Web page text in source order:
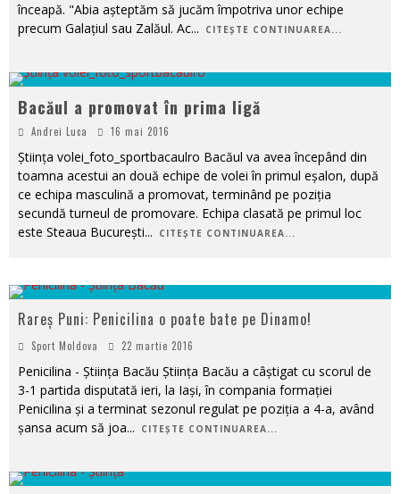
înceapă. "Abia așteptăm să jucăm împotriva unor echipe
precum Galațiul sau Zalăul. Ac... CITEȘTE CONTINUAREA...
Bacăul a promovat în prima ligă
Andrei Luca 16 mai 2016
Știința volei_foto_sportbacaulro Bacăul va avea începând din
toamna acestui an două echipe de volei în primul eșalon, după
ce echipa masculină a promovat, terminând pe poziția
secundă turneul de promovare. Echipa clasată pe primul loc
este Steaua București... CITEȘTE CONTINUAREA...
Rareș Puni: Penicilina o poate bate pe Dinamo!
Sport Moldova 22 martie 2016
Penicilina - Știința Bacău Știința Bacău a câștigat cu scorul de
3-1 partida disputată ieri, la Iași, în compania formației
Penicilina și a terminat sezonul regulat pe poziția a 4-a, având
șansa acum să joa... CITEȘTE CONTINUAREA...